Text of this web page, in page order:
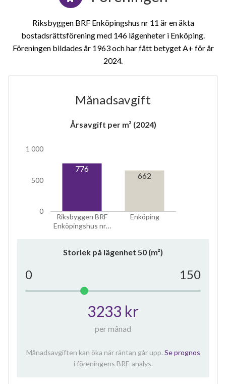
7
lägenheter
Riksbyggen BRF Enköpingshus nr 11 är en äkta
bostadsrättsförening med 146 lägenheter i Enköping.
Föreningen bildades år 1963 och har fått betyget A+ för år
2024
Månadsavgift
Årsavgift per m² (2024)
Riksbyggen BRF
Enköpingshus nr…
Enköping
0
500
1 000
776
662
Storlek på lägenhet 50 (m²)
0 150
3233 kr
per månad
Månadsavgiften kan öka när räntan går upp. Se prognos
i föreningens BRF-analys.